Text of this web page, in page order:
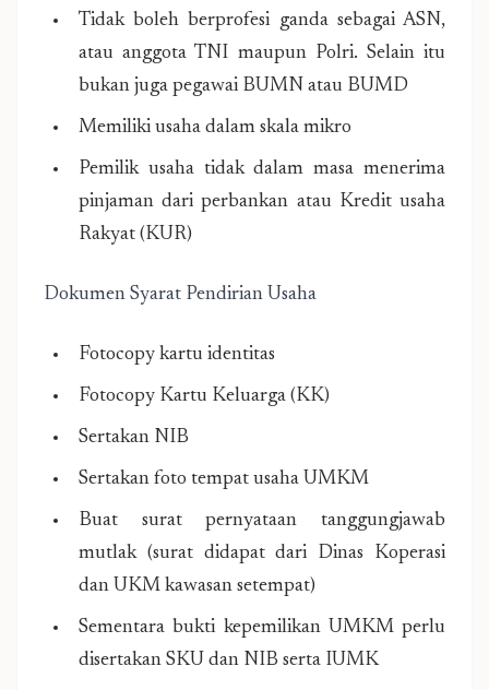
Tidak boleh berprofesi ganda sebagai ASN,
atau anggota TNI maupun Polri. Selain itu
bukan juga pegawai BUMN atau BUMD
Memiliki usaha dalam skala mikro
Pemilik usaha tidak dalam masa menerima
pinjaman dari perbankan atau Kredit usaha
Rakyat (KUR)
Dokumen Syarat Pendirian Usaha
Fotocopy kartu identitas
Fotocopy Kartu Keluarga (KK)
Sertakan NIB
Sertakan foto tempat usaha UMKM
Buat surat pernyataan tanggungjawab
mutlak (surat didapat dari Dinas Koperasi
dan UKM kawasan setempat)
Sementara bukti kepemilikan UMKM perlu
disertakan SKU dan NIB serta IUMK